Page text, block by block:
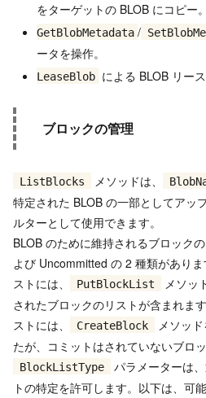
をターゲットの BLOB にコピー。
GetBlobMetadata /
ータを操作。
LeaseBlob による BLOB リース
ブロックの管理
ListBlocks メソッドは、
特定された BLOB の一部としてアッ
ルターとして使用できます。
BLOB のために維持されるブロック
よび Uncommitted の 2 種類があり
ストには、
PutBlockList
メソッ
されたブロックのリストが含まれま
ストには、
CreateBlock
メソッ
たが、コミットはされていないブロ
BlockListType
パラメーターは
トの特定を許可します。以下は、可